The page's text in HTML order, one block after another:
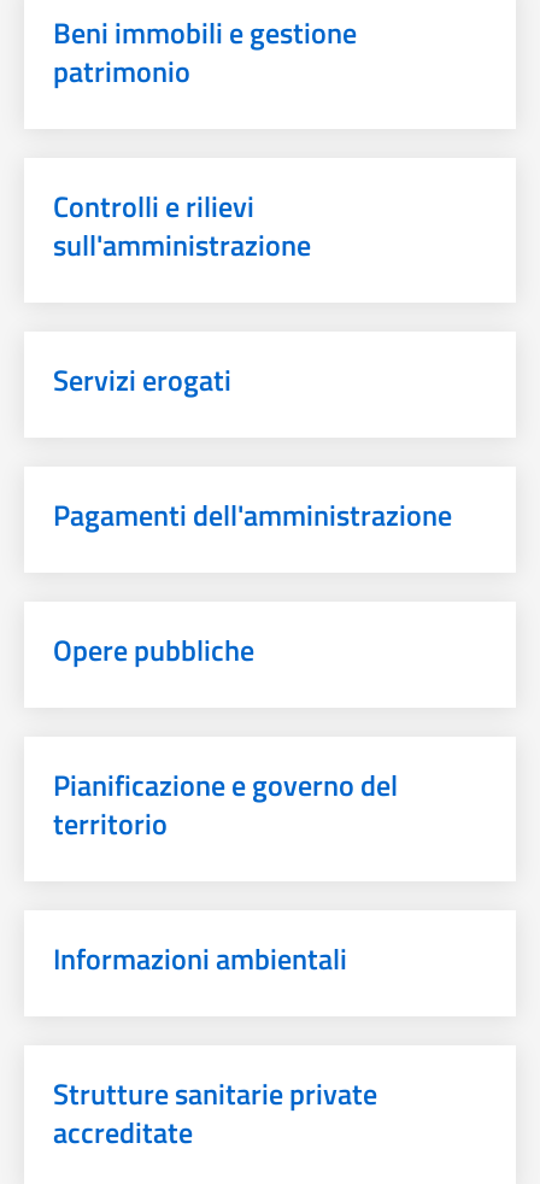
Beni immobili e gestione
patrimonio
Controlli e rilievi
sull'amministrazione
Servizi erogati
Pagamenti dell'amministrazione
Opere pubbliche
Pianificazione e governo del
territorio
Informazioni ambientali
Strutture sanitarie private
accreditate